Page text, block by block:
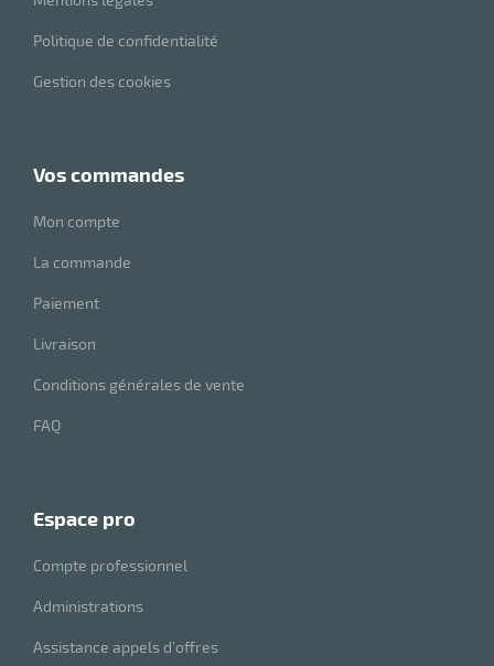
Politique de confidentialité
Gestion des cookies
vos commandes
Mon compte
La commande
Paiement
Livraison
Conditions générales de vente
FAQ
espace pro
Compte professionnel
Administrations
Assistance appels d’offres